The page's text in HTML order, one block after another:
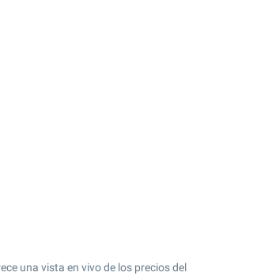
una vista en vivo de los precios del